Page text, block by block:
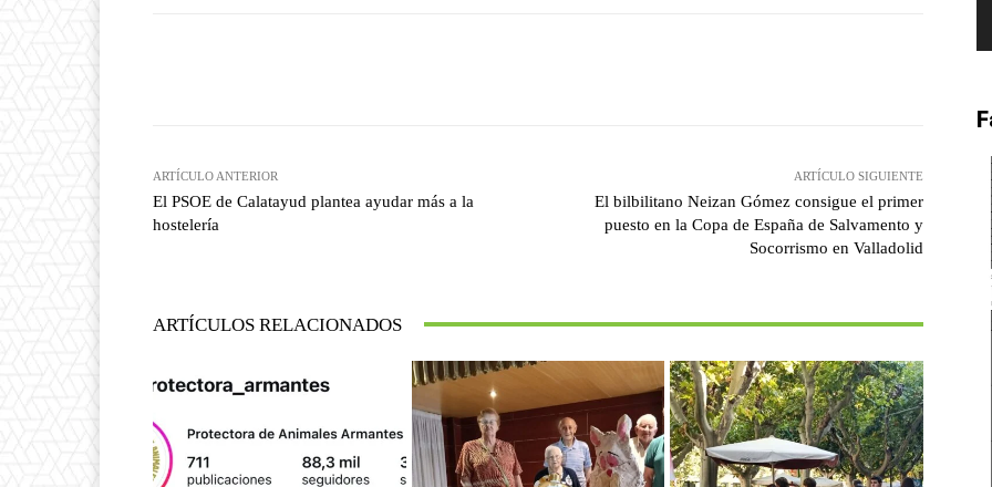
ARTÍCULO ANTERIOR
El PSOE de Calatayud plantea ayudar más a la
hostelería
ARTÍCULO SIGUIENTE
El bilbilitano Neizan Gómez consigue el primer
puesto en la Copa de España de Salvamento y
Socorrismo en Valladolid
ARTÍCULOS RELACIONADOS